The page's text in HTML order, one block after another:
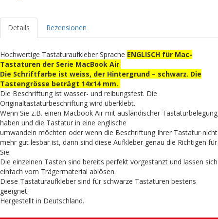
Details Rezensionen
Hochwertige Tastaturaufkleber Sprache ENGLISCH für Mac-
Tastaturen der Serie MacBook Air.
Die Schriftfarbe ist weiss, der Hintergrund – schwarz. Die
Tastengrösse beträgt 14x14 mm.
Die Beschriftung ist wasser- und reibungsfest. Die
Originaltastaturbeschriftung wird überklebt.
Wenn Sie z.B. einen Macbook Air mit ausländischer Tastaturbelegung
haben und die Tastatur in eine englische
umwandeln möchten oder wenn die Beschriftung Ihrer Tastatur nicht
mehr gut lesbar ist, dann sind diese Aufkleber genau die Richtigen für
Sie.
Die einzelnen Tasten sind bereits perfekt vorgestanzt und lassen sich
einfach vom Trägermaterial ablösen.
Diese Tastaturaufkleber sind für schwarze Tastaturen bestens
geeignet.
Hergestellt in Deutschland.